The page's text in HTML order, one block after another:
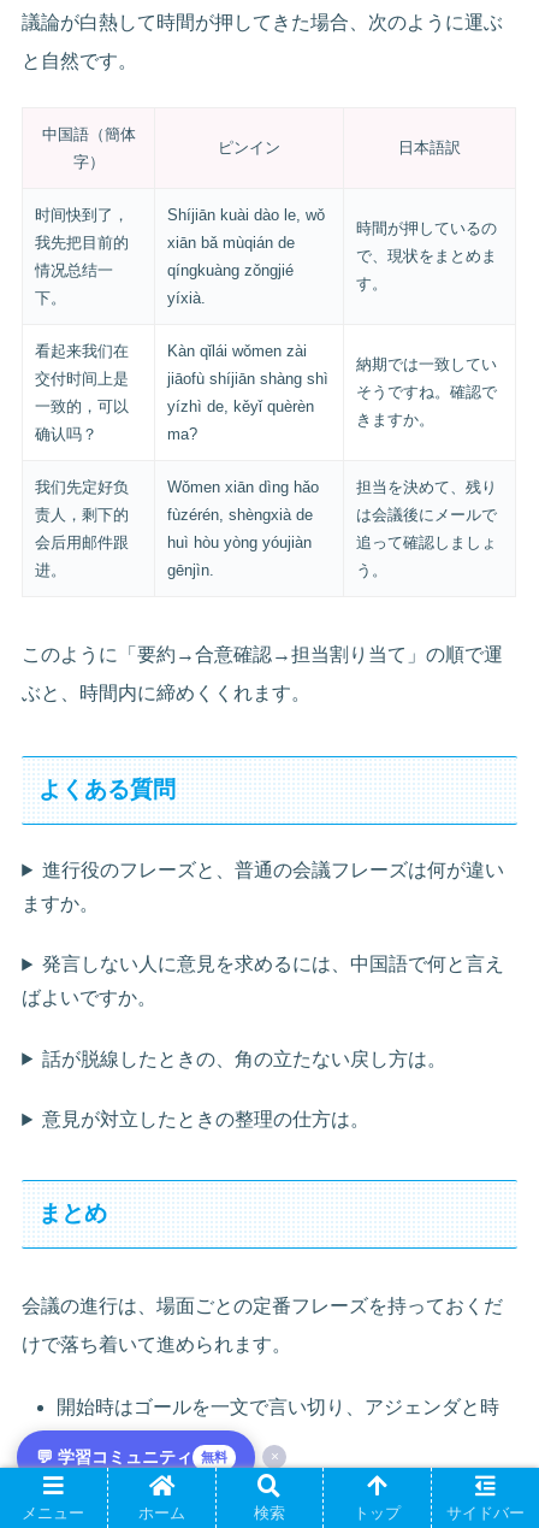
議論が白熱して時間が押してきた場合、次のように運ぶ
と自然です。
中国語（簡体
字）
ピンイン 日本語訳
时间快到了，
我先把目前的
情况总结一
下。
Shíjiān kuài dào le, wǒ
xiān bǎ mùqián de
qíngkuàng zǒngjié
yíxià.
時間が押しているの
で、現状をまとめま
す。
看起来我们在
交付时间上是
一致的，可以
确认吗？
Kàn qǐlái wǒmen zài
jiāofù shíjiān shàng shì
yízhì de, kěyǐ quèrèn
ma?
納期では一致してい
そうですね。確認で
きますか。
我们先定好负
责人，剩下的
会后用邮件跟
进。
Wǒmen xiān dìng hǎo
fùzérén, shèngxià de
huì hòu yòng yóujiàn
gēnjìn.
担当を決めて、残り
は会議後にメールで
追って確認しましょ
う。
このように「要約→合意確認→担当割り当て」の順で運
ぶと、時間内に締めくくれます。
よくある質問
進行役のフレーズと、普通の会議フレーズは何が違い
ますか。
発言しない人に意見を求めるには、中国語で何と言え
ばよいですか。
話が脱線したときの、角の立たない戻し方は。
意見が対立したときの整理の仕方は。
まとめ
会議の進行は、場面ごとの定番フレーズを持っておくだ
けで落ち着いて進められます。
開始時はゴールを一文で言い切り、アジェンダと時
脱線は否定せず「先放一放」と預け、対立は一致点
を探して整理する。
💬 学習コミュニティ 無料 ×
メニュー ホーム 検索 トップ サイドバー